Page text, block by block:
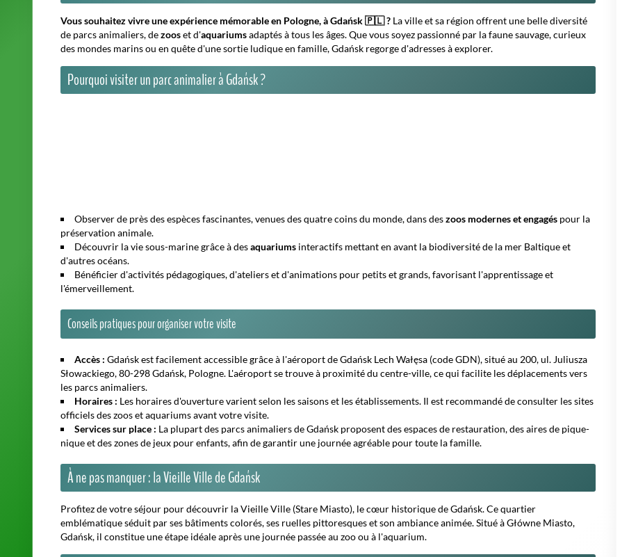
Vous souhaitez vivre une expérience mémorable en Pologne, à Gdańsk 🇵🇱 ? La ville et sa région offrent une belle diversité
de parcs animaliers, dezooset d'aquariumsadaptés à tous les âges. Que vous soyez passionné par la faune sauvage, curieux
des mondes marins ou en quête d'une sortie ludique en famille, Gdańsk regorge d'adresses à explorer.
Pourquoi visiter un parc animalier à Gdańsk ?
Observer de près des espèces fascinantes, venues des quatre coins du monde, dans deszoos modernes et engagés pour la
préservation animale.
Découvrir la vie sous-marine grâce à desaquariums interactifs mettant en avant la biodiversité de la mer Baltique et
d'autres océans.
Bénéficier d'activités pédagogiques, d'ateliers et d'animations pour petits et grands, favorisant l'apprentissage et
l'émerveillement.
Conseils pratiques pour organiser votre visite
Accès : Gdańsk est facilement accessible grâce à l'aéroport de Gdańsk Lech Wałęsa (code GDN), situé au 200, ul. Juliusza
Słowackiego, 80-298 Gdańsk, Pologne. L'aéroport se trouve à proximité du centre-ville, ce qui facilite les déplacements vers
les parcs animaliers.
Horaires : Les horaires d'ouverture varient selon les saisons et les établissements. Il est recommandé de consulter les sites
officiels des zoos et aquariums avant votre visite.
Services sur place : La plupart des parcs animaliers de Gdańsk proposent des espaces de restauration, des aires de pique-
nique et des zones de jeux pour enfants, afin de garantir une journée agréable pour toute la famille.
À ne pas manquer : la Vieille Ville de Gdańsk
Profitez de votre séjour pour découvrir laVieille Ville (Stare Miasto), le cœur historique de Gdańsk. Ce quartier
emblématique séduit par ses bâtiments colorés, ses ruelles pittoresques et son ambiance animée. Situé à Główne Miasto,
Gdańsk, il constitue une étape idéale après une journée passée au zoo ou à l'aquarium.